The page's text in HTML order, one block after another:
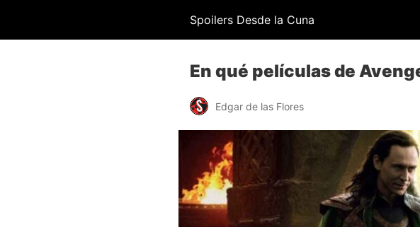
Spoilers Desde la Cuna
En qué películas de
Edgar de las Flores